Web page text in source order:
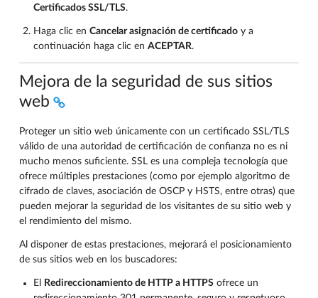
Certificados SSL/TLS.
Haga clic en Cancelar asignación de certificado y a
continuación haga clic en ACEPTAR.
Mejora de la seguridad de sus sitios
web
Proteger un sitio web únicamente con un certificado SSL/TLS
válido de una autoridad de certificación de confianza no es ni
mucho menos suficiente. SSL es una compleja tecnología que
ofrece múltiples prestaciones (como por ejemplo algoritmo de
cifrado de claves, asociación de OSCP y HSTS, entre otras) que
pueden mejorar la seguridad de los visitantes de su sitio web y
el rendimiento del mismo.
Al disponer de estas prestaciones, mejorará el posicionamiento
de sus sitios web en los buscadores:
El Redireccionamiento de HTTP a HTTPS ofrece un